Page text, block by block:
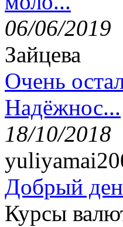
06/06/2019
Зайцева
Очень
Надёжнос...
18/10/2018
Добрый
Курсы